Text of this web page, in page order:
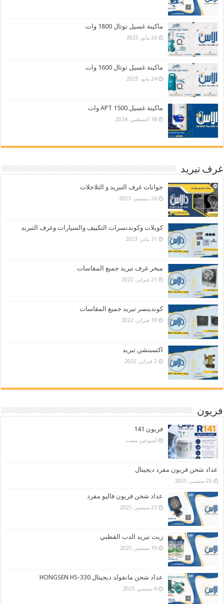
ماكينة غسيل توتال 1800 وات
26 مايو، 2025
ماكينة غسيل توتال 1600 وات
24 مايو، 2025
ماكينة غسيل APT 1500 وات
18 أغسطس، 2024
غرف تبريد
جوانات غرف التبريد و الثلاجلات
26 ديسمبر، 2023
كويلات وكوندنسرات التكييف والسيارات وغرف التبريد
31 يناير، 2023
مبخر غرف تبريد جميع المقاسات
21 فبراير، 2022
كوندينسر تبريد جميع المقاسات
19 فبراير، 2022
اكسبنشن تبريد
2 فبراير، 2022
فريون
فريون 141
‏أسبوعين مضت
عداد شحن فريون مفرد ديجيتال
25 سبتمبر، 2025
عداد شحن فريون فاليو مفرد
23 سبتمبر، 2025
زيت تبريد الدب القطبي
19 سبتمبر، 2025
عداد شحن مانفولد ديجيتال HONGSEN HS-330
6 سبتمبر، 2025